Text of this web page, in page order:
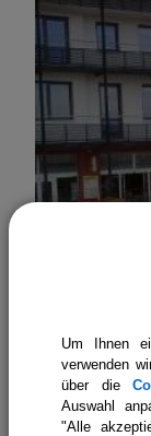
Um Ihnen
verwenden
über die
Auswahl
"Alle